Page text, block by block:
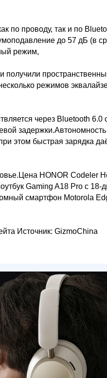
по проводу, так и по
до 57 дБ (в
режим,
режимов
через Bluetooth
задержки.Автономность
этом быстрая зарядка
HONOR Codeler
Gaming A18 Pro c
смартфон Motorola
Источник: GizmoChina